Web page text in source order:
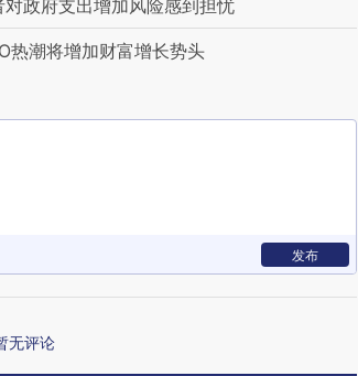
政府支出增加风险感到担忧
热潮将增加财富增长势头
发布
无评论